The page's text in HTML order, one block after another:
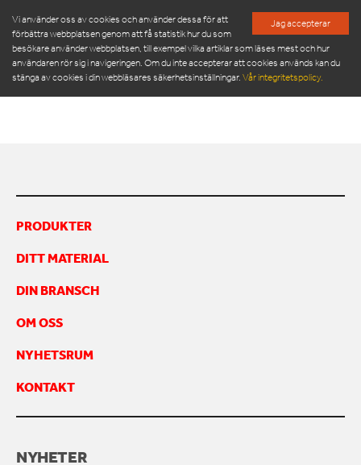
Jag accepterar
Vi använder oss av cookies och använder dessa för att
förbättra webbplatsen genom att få statistik hur du som
besökare använder webbplatsen, till exempel vilka artiklar som läses mest och hur
användaren rör sig i navigeringen. Om du inte accepterar att cookies används kan du
stänga av cookies i din webbläsares säkerhetsinställningar.Vår integritetspolicy.
MÖT VÅR LEDNINGSGRUPP
INSPIRATION
FRAMGÅNGSHISTORIER
ARBETA HOS OSS
KONTAKTA OSS
AVOSMII
AvosMII
PRODUKTER
DITT MATERIAL
DIN BRANSCH
OM OSS
NYHETSRUM
KONTAKT
NYHETER